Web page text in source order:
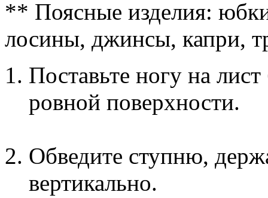
** Поясные изделия:
лосины, джинсы, капри,
Поставьте ногу на
ровной поверхности.
Обведите ступню,
вертикально.